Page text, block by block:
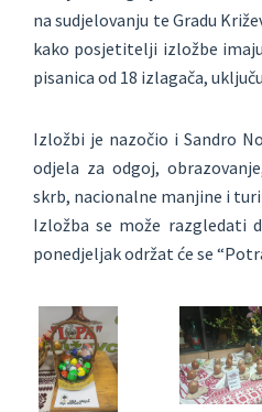
na sudjelovanju te Gradu
kako posjetitelji izložbe
pisanica od 18 izlagača,
Izložbi je nazočio i Sandro
odjela za odgoj,
skrb, nacionalne manjine i
Izložba se može razgledati
ponedjeljak održat će se